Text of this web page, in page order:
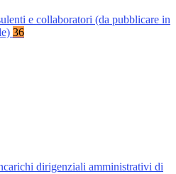
e collaboratori (da pubblicare in
36
dirigenziali amministrativi di